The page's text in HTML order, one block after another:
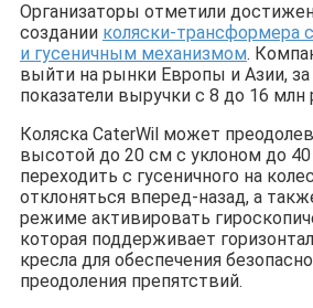
Организаторы отметили
создании коляски-трансформера
и гусеничным механизмом.
выйти на рынки Европы и Азии, за
показатели выручки с 8 до 16 млн
Коляска CaterWil может
высотой до 20 см с уклоном до 40
переходить с гусеничного на
отклоняться вперед-назад, а
режиме активировать
которая поддерживает
кресла для обеспечения
преодоления препятствий.